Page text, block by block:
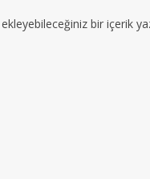
ekleyebileceğiniz bir içerik